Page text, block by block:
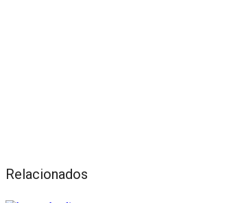
Relacionados